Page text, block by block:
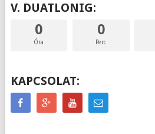
V. DUATLONIG:
0
Óra
0
Perc
KAPCSOLAT: